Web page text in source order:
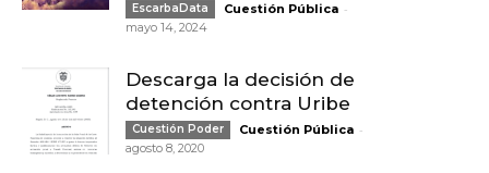
EscarbaData Cuestión Pública -
mayo 14, 2024
Descarga la decisión de
detención contra Uribe
Cuestión Poder Cuestión Pública -
agosto 8, 2020